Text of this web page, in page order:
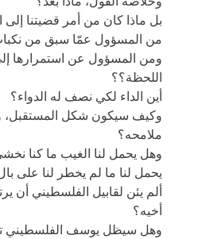
بل ماذا كان من أمر قضيتنا إلى
من المسؤول عمّا سبق من
ومن المسؤول عن استمرارها
اللحظة؟؟
أين الداء لكي نصف له الدواء؟
وكيف سيكون شكل المستقبل،
ملامحه؟
وهل يحمل لنا الغيب ما كنا
يحمل لنا ما لم يخطر لنا على
ألم يئن لقابيل الفلسطيني أن
أخيه؟
وهل سيظل يوسف الفلسطيني